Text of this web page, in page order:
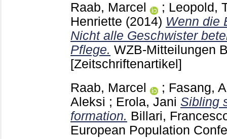
Raab, Marcel
; Leopold,
Henriette (2014) Wenn die
Nicht alle Geschwister
Pflege. WZB-Mitteilungen
[Zeitschriftenartikel]
Raab, Marcel
; Fasang,
Aleksi ; Erola, Jani Sibling
formation. Billari,
European Population